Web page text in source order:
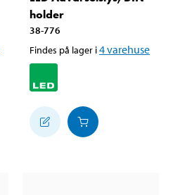
holder
38-776
Findes på lager i4varehuse